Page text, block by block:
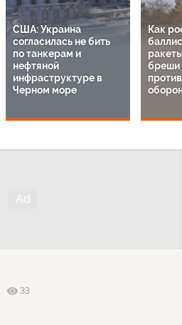
США: Украина
согласилась не бить
по танкерам и
нефтяной
инфраструктуре в
Черном море
Как
бреши
33